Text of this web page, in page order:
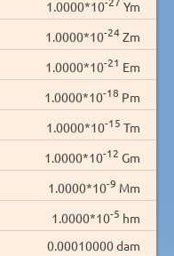
1.0000*10
Ym
1.0000*10-24Zm
1.0000*10-21 Em
1.0000*10-18 Pm
1.0000*10-15 Tm
1.0000*10-12 Gm
1.0000*10-9 Mm
1.0000*10-5 hm
0.00010000 dam